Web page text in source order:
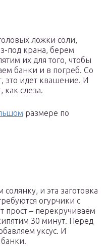
ложки соли,
под крана, берем
их для того, чтобы
банки и в погреб. Со
это идет квашение. И
как слеза.
размере по
и эта заготовка
огурчики с
прост – перекручиваем
30 минут. Перед
уксус. И